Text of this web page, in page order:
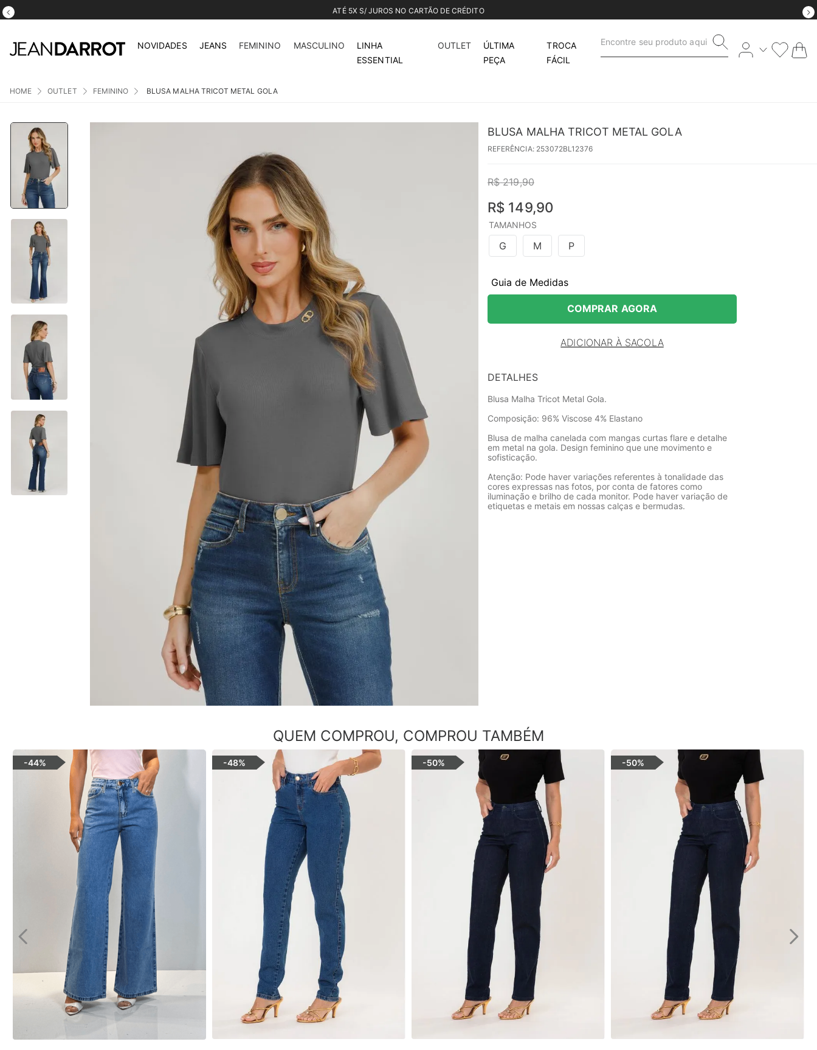
CONFIRA NOSSO OUTLET ATÉ 70%
NOVIDADES JEANS FEMININO MASCULINO
LINHA
ESSENTIAL
OUTLET
ÚLTIMA
PEÇA
TROCA
FÁCIL
Encontre seu produto aqui
OUTLET FEMININO BLUSA MALHA TRICOT METAL GOLA
BLUSA MALHA TRICOT METAL GOLA
REFERÊNCIA: 253072BL12376
R$ 219,90
R$ 149,90
32%off
TAMANHOS
G M P
Guia de Medidas
COMPRAR AGORA
ADICIONAR À SACOLA
DETALHES
Blusa Malha Tricot Metal Gola.
Composição: 96% Viscose 4% Elastano
Blusa de malha canelada com mangas curtas flare e detalhe
em metal na gola. Design feminino que une movimento e
sofisticação.
Atenção: Pode haver variações referentes à tonalidade das
cores expressas nas fotos, por conta de fatores como
iluminação e brilho de cada monitor. Pode haver variação de
etiquetas e metais em nossas calças e bermudas.
QUEM COMPROU, COMPROU TAMBÉM
-44% -48% -50% -50%